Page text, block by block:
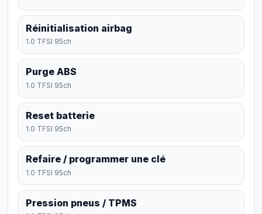
Réinitialisation airbag
1.0 TFSI 95ch
Purge ABS
1.0 TFSI 95ch
Reset batterie
1.0 TFSI 95ch
Refaire / programmer une clé
1.0 TFSI 95ch
Pression pneus / TPMS